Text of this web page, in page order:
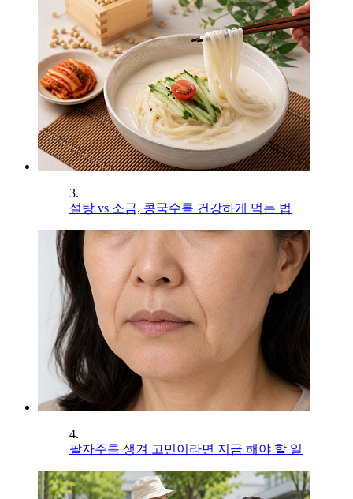
3.
설탕 vs 소금, 콩국수를 건강하게 먹는 법
4.
팔자주름 생겨 고민이라면 지금 해야 할 일